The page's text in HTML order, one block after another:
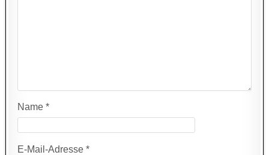
Name*
E-Mail-Adresse*